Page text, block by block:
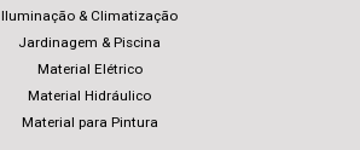
Iluminação & Climatização
Jardinagem & Piscina
Material Elétrico
Material Hidráulico
Material para Pintura